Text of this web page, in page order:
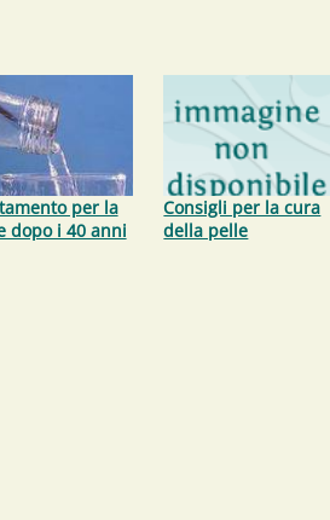
per la
dopo i 40 anni
Consigli per la cura
della pelle